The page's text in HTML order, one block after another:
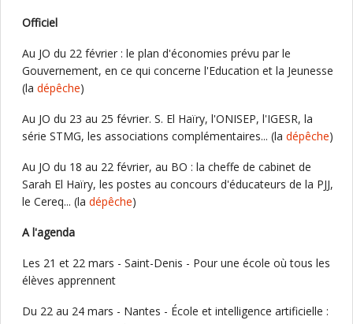
Officiel
Au JO du 22 février : le plan d'économies prévu par le
Gouvernement, en ce qui concerne l'Education et la Jeunesse
(la dépêche)
Au JO du 23 au 25 février. S. El Haïry, l'ONISEP, l'IGESR, la
série STMG, les associations complémentaires... (la dépêche)
Au JO du 18 au 22 février, au BO : la cheffe de cabinet de
Sarah El Haïry, les postes au concours d'éducateurs de la PJJ,
le Cereq... (la dépêche)
A l'agenda
Les 21 et 22 mars - Saint-Denis - Pour une école où tous les
élèves apprennent
Du 22 au 24 mars - Nantes - École et intelligence artificielle :